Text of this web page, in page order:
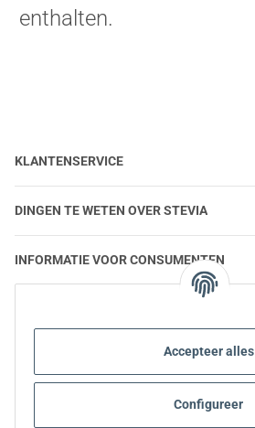
Accepteer alles
Configureer
enthalten.
KLANTENSERVICE
DINGEN TE WETEN OVER STEVIA
INFORMATIE VOOR CONSUMENTEN
STEVIA | VRAGEN EN ANTWOORDEN
INFORMATIE OVER STEVIA PRODUCTEN